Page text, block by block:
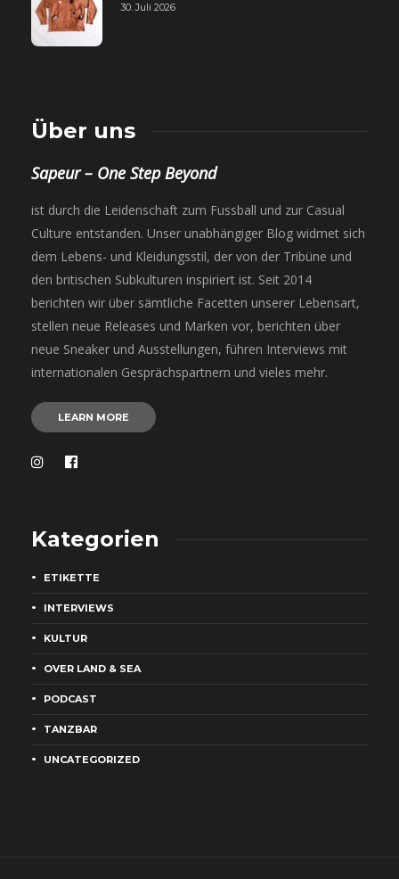
30. Juli 2026
Über uns
Sapeur – One Step Beyond
ist durch die Leidenschaft zum Fussball und zur Casual
Culture entstanden. Unser unabhängiger Blog widmet sich
dem Lebens- und Kleidungsstil, der von der Tribüne und
den britischen Subkulturen inspiriert ist. Seit 2014
berichten wir über sämtliche Facetten unserer Lebensart,
stellen neue Releases und Marken vor, berichten über
neue Sneaker und Ausstellungen, führen Interviews mit
internationalen Gesprächspartnern und vieles mehr.
LEARN MORE
Kategorien
ETIKETTE
INTERVIEWS
KULTUR
OVER LAND & SEA
PODCAST
TANZBAR
UNCATEGORIZED